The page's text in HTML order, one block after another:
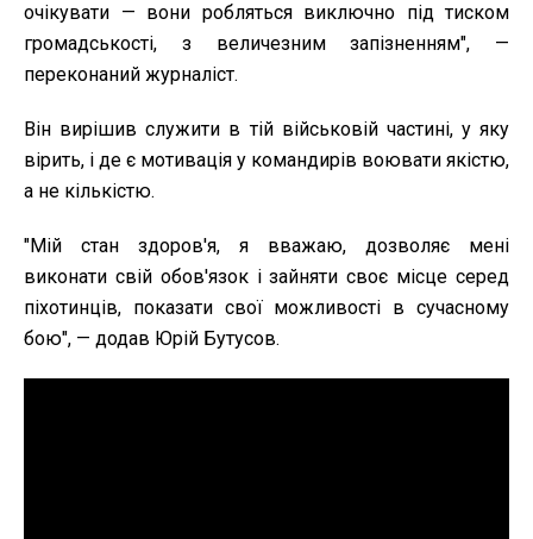
очікувати — вони робляться виключно під тиском
громадськості, з величезним запізненням", —
переконаний журналіст.
Він вирішив служити в тій військовій частині, у яку
вірить, і де є мотивація у командирів воювати якістю,
а не кількістю.
"Мій стан здоров'я, я вважаю, дозволяє мені
виконати свій обов'язок і зайняти своє місце серед
піхотинців, показати свої можливості в сучасному
бою", — додав Юрій Бутусов.